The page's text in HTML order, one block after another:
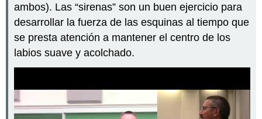
ambos). Las “sirenas” son un buen ejercicio para
desarrollar la fuerza de las esquinas al tiempo que
se presta atención a mantener el centro de los
labios suave y acolchado.